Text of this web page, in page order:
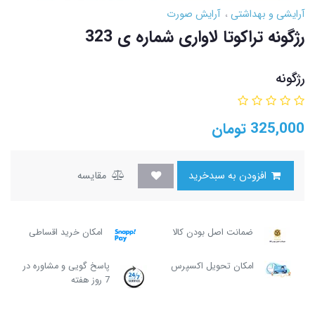
آرایشی و بهداشتی آرایش صورت
رژگونه تراکوتا لاواری شماره ی 323
رژگونه
325,000 تومان
مقایسه
ضمانت اصل بودن کالا امکان خرید اقساطی
امکان تحویل اکسپرس
پاسخ گویی و مشاوره در
7 روز هفته